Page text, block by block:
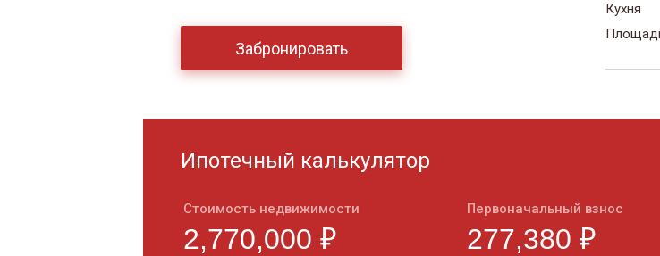
Забронировать
Кухня
Ипотечный калькулятор
Стоимость недвижимости Первоначальный взнос